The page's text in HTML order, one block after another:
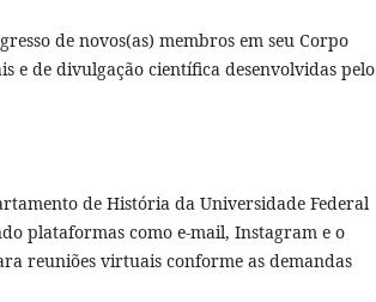
de novos(as) membros em seu Corpo
e de divulgação científica desenvolvidas pelo
de História da Universidade Federal
plataformas como e-mail, Instagram e o
reuniões virtuais conforme as demandas